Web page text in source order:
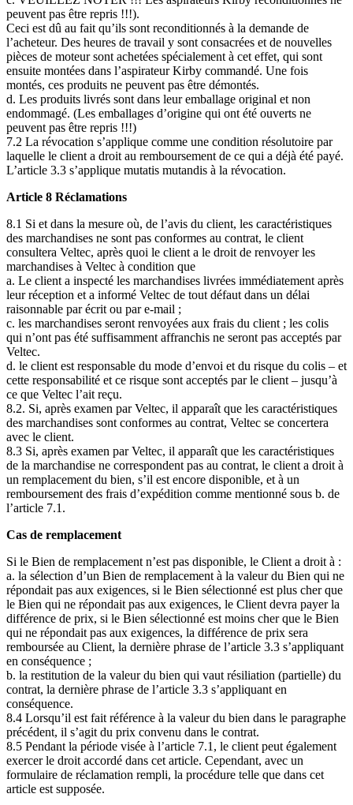
peuvent pas être repris !!!).
Ceci est dû au fait qu’ils sont reconditionnés à la demande de
l’acheteur. Des heures de travail y sont consacrées et de nouvelles
pièces de moteur sont achetées spécialement à cet effet, qui sont
ensuite montées dans l’aspirateur Kirby commandé. Une fois
montés, ces produits ne peuvent pas être démontés.
d. Les produits livrés sont dans leur emballage original et non
endommagé. (Les emballages d’origine qui ont été ouverts ne
peuvent pas être repris !!!)
7.2 La révocation s’applique comme une condition résolutoire par
laquelle le client a droit au remboursement de ce qui a déjà été payé.
L’article 3.3 s’applique mutatis mutandis à la révocation.
Article 8 Réclamations
8.1 Si et dans la mesure où, de l’avis du client, les caractéristiques
des marchandises ne sont pas conformes au contrat, le client
consultera Veltec, après quoi le client a le droit de renvoyer les
marchandises à Veltec à condition que
a. Le client a inspecté les marchandises livrées immédiatement après
leur réception et a informé Veltec de tout défaut dans un délai
raisonnable par écrit ou par e-mail ;
c. les marchandises seront renvoyées aux frais du client ; les colis
qui n’ont pas été suffisamment affranchis ne seront pas acceptés par
Veltec.
d. le client est responsable du mode d’envoi et du risque du colis – et
cette responsabilité et ce risque sont acceptés par le client – jusqu’à
ce que Veltec l’ait reçu.
8.2. Si, après examen par Veltec, il apparaît que les caractéristiques
des marchandises sont conformes au contrat, Veltec se concertera
avec le client.
8.3 Si, après examen par Veltec, il apparaît que les caractéristiques
de la marchandise ne correspondent pas au contrat, le client a droit à
un remplacement du bien, s’il est encore disponible, et à un
remboursement des frais d’expédition comme mentionné sous b. de
l’article 7.1.
Cas de remplacement
Si le Bien de remplacement n’est pas disponible, le Client a droit à :
a. la sélection d’un Bien de remplacement à la valeur du Bien qui ne
répondait pas aux exigences, si le Bien sélectionné est plus cher que
le Bien qui ne répondait pas aux exigences, le Client devra payer la
différence de prix, si le Bien sélectionné est moins cher que le Bien
qui ne répondait pas aux exigences, la différence de prix sera
remboursée au Client, la dernière phrase de l’article 3.3 s’appliquant
en conséquence ;
b. la restitution de la valeur du bien qui vaut résiliation (partielle) du
contrat, la dernière phrase de l’article 3.3 s’appliquant en
conséquence.
8.4 Lorsqu’il est fait référence à la valeur du bien dans le paragraphe
précédent, il s’agit du prix convenu dans le contrat.
8.5 Pendant la période visée à l’article 7.1, le client peut également
exercer le droit accordé dans cet article. Cependant, avec un
formulaire de réclamation rempli, la procédure telle que dans cet
article est supposée.